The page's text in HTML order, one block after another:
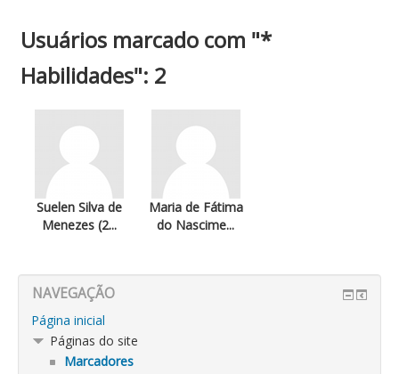
Usuários marcado com "*
Habilidades": 2
Suelen Silva de
Menezes (2...
Maria de Fátima
do Nascime...
NAVEGAÇÃO
Página inicial
Páginas do site
Marcadores